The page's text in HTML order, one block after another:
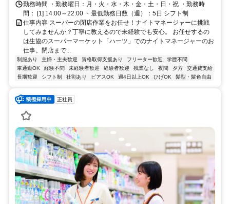
勤務時間 ・勤務曜日：月・火・水・木・金・土・日・祝 ・勤務時
間： [1] 14:00～22:00 ・最低勤務日数（週）：5日 シフト制
仕事内容 スーパーの閉店作業をお任せ！ナイトマネージャーに挑戦
してみませんか？丁寧に教えるので未経験でも安心。 お任せするの
は生協のスーパーマーケット「ハーツ」でのナイトマネージャーのお
仕事。閉店まで...
制服あり 主婦・主夫歓迎 資格取得支援あり フリーター歓迎
学歴不問
車通勤OK
経験不問 未経験者歓迎 経験者歓迎 残業なし 夜間 夕方
交通費支給
長期歓迎
シフト制 社割あり ピアスOK 週4日以上OK ひげOK 髪型・髪色自由
正社員